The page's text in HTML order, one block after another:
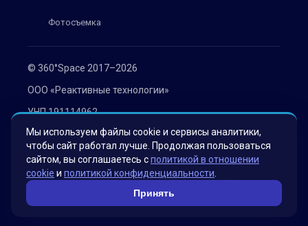
© 360°Space 2017–2026
ООО «Реактивные технологии»
УНП 191114962
г. Минск, ул. Мележа 1, офис 402
Политика конфиденциальности
Согласие на обработку персональных данных
Фотосъемка
Мы используем файлы cookie и сервисы аналитики,
чтобы сайт работал лучше. Продолжая пользоваться
сайтом, вы соглашаетесь сполитикой в отношении
cookie и политикой конфиденциальности
Принять